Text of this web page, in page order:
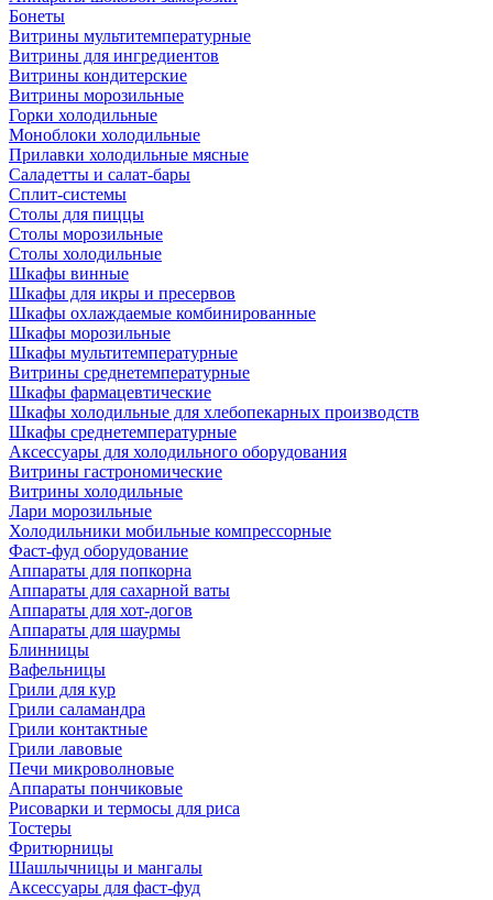
Бонеты
Витрины мультитемпературные
Витрины для ингредиентов
Витрины кондитерские
Витрины морозильные
Горки холодильные
Моноблоки холодильные
Прилавки холодильные мясные
Саладетты и салат-бары
Сплит-системы
Столы для пиццы
Столы морозильные
Столы холодильные
Шкафы винные
Шкафы для икры и пресервов
Шкафы охлаждаемые комбинированные
Шкафы морозильные
Шкафы мультитемпературные
Витрины среднетемпературные
Шкафы фармацевтические
Шкафы холодильные для хлебопекарных производств
Шкафы среднетемпературные
Аксессуары для холодильного оборудования
Витрины гастрономические
Витрины холодильные
Лари морозильные
Холодильники мобильные компрессорные
Фаст-фуд оборудование
Аппараты для попкорна
Аппараты для сахарной ваты
Аппараты для хот-догов
Аппараты для шаурмы
Блинницы
Вафельницы
Грили для кур
Грили саламандра
Грили контактные
Грили лавовые
Печи микроволновые
Аппараты пончиковые
Рисоварки и термосы для риса
Тостеры
Фритюрницы
Шашлычницы и мангалы
Аксессуары для фаст-фуд